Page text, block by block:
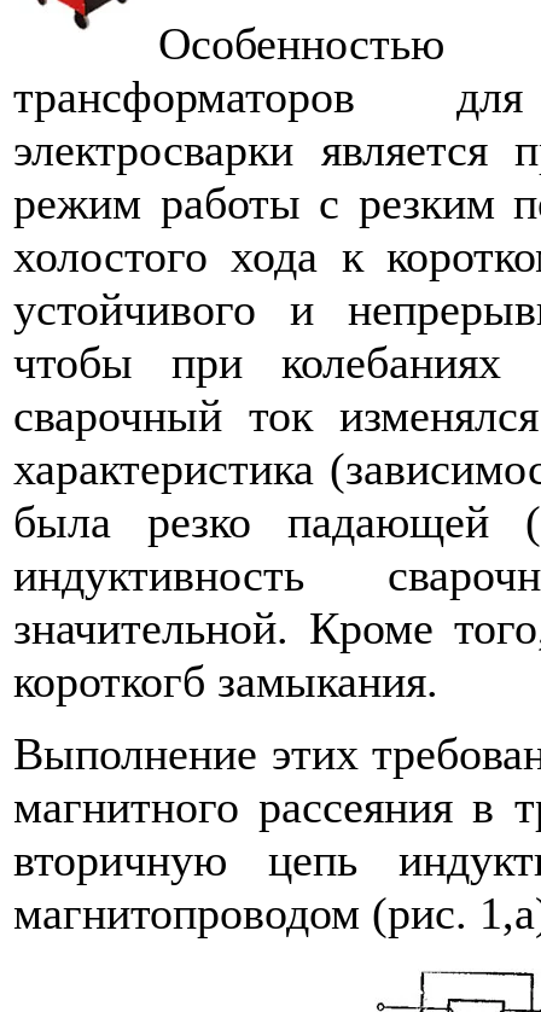
трансформаторов
электросварки является
режим работы с резким
холостого хода к
устойчивого и
чтобы при колебаниях
сварочный ток
характеристика
была резко
индуктивность
значительной. Кроме
короткогб замыкания.
Выполнение этих
магнитного рассеяния в
вторичную цепь
магнитопроводом (рис.